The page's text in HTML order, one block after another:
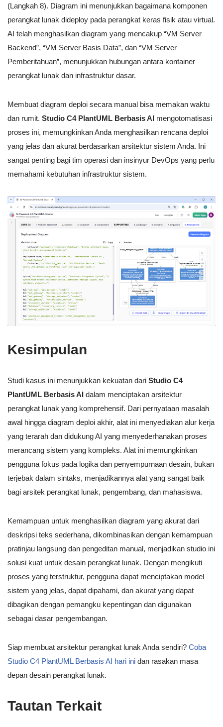
(Langkah 8). Diagram ini menunjukkan bagaimana komponen
perangkat lunak dideploy pada perangkat keras fisik atau virtual.
AI telah menghasilkan diagram yang mencakup “VM Server
Backend”, “VM Server Basis Data”, dan “VM Server
Pemberitahuan”, menunjukkan hubungan antara kontainer
perangkat lunak dan infrastruktur dasar.
Membuat diagram deploi secara manual bisa memakan waktu
dan rumit. Studio C4 PlantUML Berbasis AI mengotomatisasi
proses ini, memungkinkan Anda menghasilkan rencana deploi
yang jelas dan akurat berdasarkan arsitektur sistem Anda. Ini
sangat penting bagi tim operasi dan insinyur DevOps yang perlu
memahami kebutuhan infrastruktur sistem.
Kesimpulan
Studi kasus ini menunjukkan kekuatan dari Studio C4
PlantUML Berbasis AI dalam menciptakan arsitektur
perangkat lunak yang komprehensif. Dari pernyataan masalah
awal hingga diagram deploi akhir, alat ini menyediakan alur kerja
yang terarah dan didukung AI yang menyederhanakan proses
merancang sistem yang kompleks. Alat ini memungkinkan
pengguna fokus pada logika dan penyempurnaan desain, bukan
terjebak dalam sintaks, menjadikannya alat yang sangat baik
bagi arsitek perangkat lunak, pengembang, dan mahasiswa.
Kemampuan untuk menghasilkan diagram yang akurat dari
deskripsi teks sederhana, dikombinasikan dengan kemampuan
pratinjau langsung dan pengeditan manual, menjadikan studio ini
solusi kuat untuk desain perangkat lunak. Dengan mengikuti
proses yang terstruktur, pengguna dapat menciptakan model
sistem yang jelas, dapat dipahami, dan akurat yang dapat
dibagikan dengan pemangku kepentingan dan digunakan
sebagai dasar pengembangan.
Siap membuat arsitektur perangkat lunak Anda sendiri? Coba
Studio C4 PlantUML Berbasis AI hari ini dan rasakan masa
depan desain perangkat lunak.
Tautan Terkait